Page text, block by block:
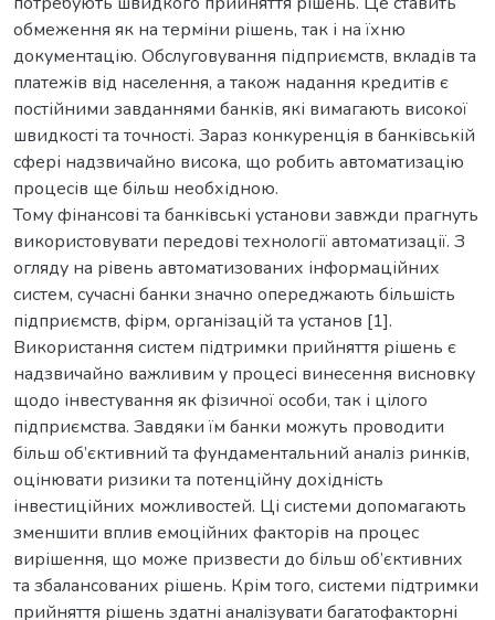
обмеження як на терміни рішень, так і на їхню
документацію. Обслуговування підприємств, вкладів та
платежів від населення, а також надання кредитів є
постійними завданнями банків, які вимагають високої
швидкості та точності. Зараз конкуренція в банківській
сфері надзвичайно висока, що робить автоматизацію
процесів ще більш необхідною.
Тому фінансові та банківські установи завжди прагнуть
використовувати передові технології автоматизації. З
огляду на рівень автоматизованих інформаційних
систем, сучасні банки значно опереджають більшість
підприємств, фірм, організацій та установ [1].
Використання систем підтримки прийняття рішень є
надзвичайно важливим у процесі винесення висновку
щодо інвестування як фізичної особи, так і цілого
підприємства. Завдяки їм банки можуть проводити
більш об’єктивний та фундаментальний аналіз ринків,
оцінювати ризики та потенційну дохідність
інвестиційних можливостей. Ці системи допомагають
зменшити вплив емоційних факторів на процес
вирішення, що може призвести до більш об’єктивних
та збалансованих рішень. Крім того, системи підтримки
прийняття рішень здатні аналізувати багатофакторні